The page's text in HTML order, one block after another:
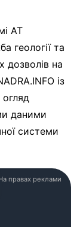
АТ
геології та
дозволів на
із
огляд
даними
системи
правах реклами